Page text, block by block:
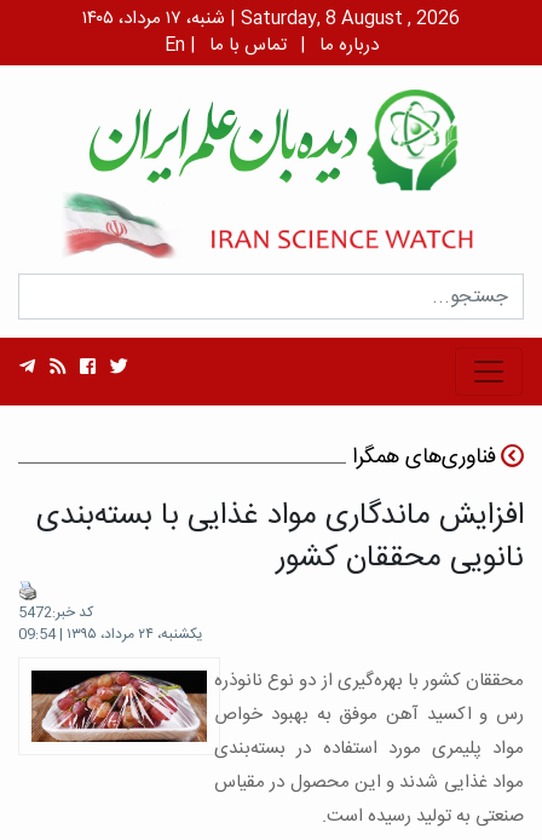
شنبه، ۱۷ مرداد، ۱۴۰۵ | Saturday, 8 August , 2026
En | درباره ما | تماس با ما
فناوری‌های همگرا
افزایش ماندگاری مواد غذایی با بسته‌بندی
نانویی محققان کشور
کد خبر:5472
یکشنبه، ۲۴ مرداد، ۱۳۹۵ | 09:54
محققان کشور با بهره‌گیری از دو نوع نانوذره
رس و اکسید آهن موفق به بهبود خواص
مواد پلیمری مورد استفاده در بسته‌بندی
مواد غذایی شدند و این محصول در مقیاس
صنعتی به تولید رسیده است.